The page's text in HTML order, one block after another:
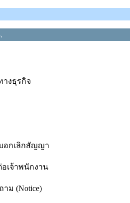
งธุรกิจ
อกเลิกสัญญา
เจ้าพนักงาน
ม (Notice)